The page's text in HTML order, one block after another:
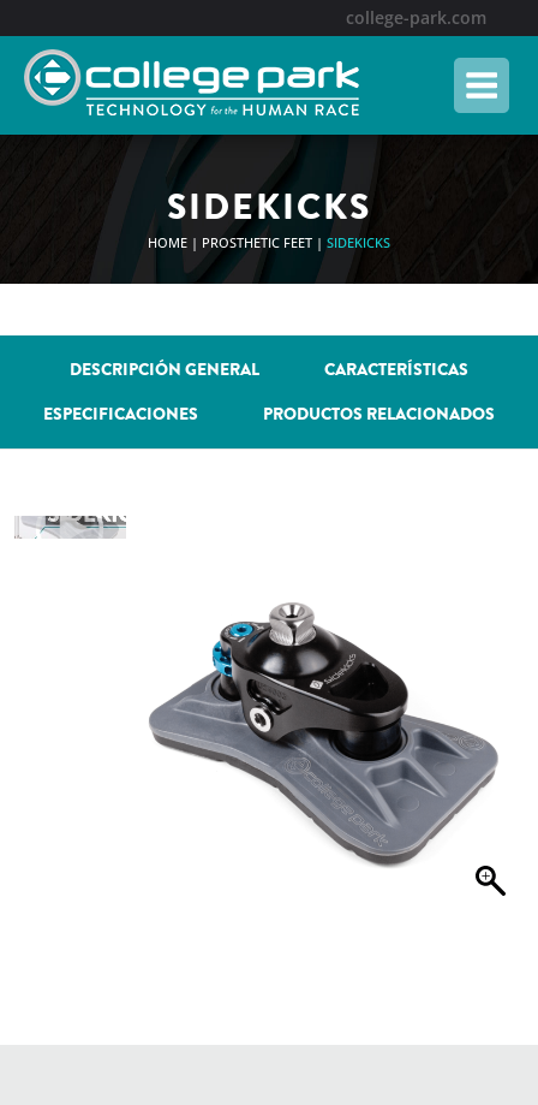
content
college-park.com
SIDEKICKS
HOME | PROSTHETIC FEET | SIDEKICKS
DESCRIPCIÓN GENERAL
CARACTERÍSTICAS
ESPECIFICACIONES
PRODUCTOS RELACIONADOS